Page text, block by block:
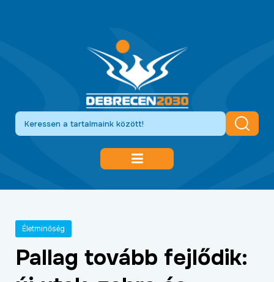
KÖZLEKEDÉSFEJLESZTÉS
KULTÚRA
Életminőség
Pallag tovább fejlődik: